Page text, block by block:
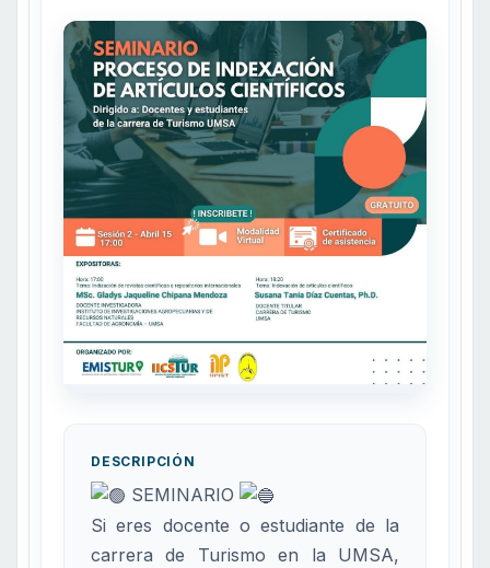
DESCRIPCIÓN
SEMINARIO
Si eres docente o estudiante de la
carrera de Turismo en la UMSA,